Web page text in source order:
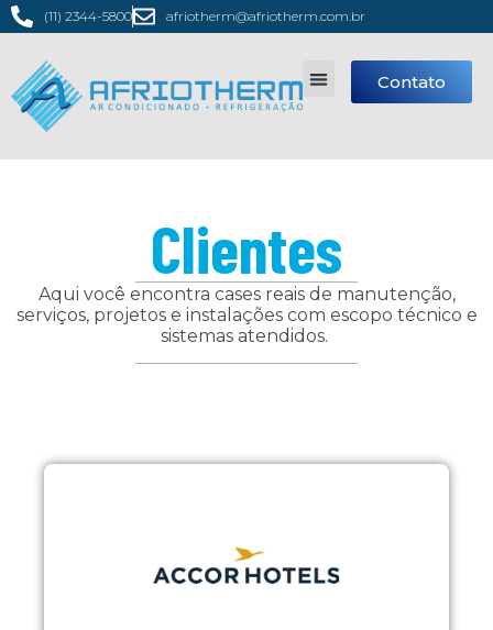
(11) 2344-5800 afriotherm@afriotherm.com.br
Contato
Clientes
Aqui você encontra cases reais de manutenção,
serviços, projetos e instalações com escopo técnico e
sistemas atendidos.